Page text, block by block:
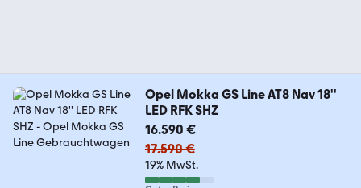
Opel Mokka GS Line AT8 Nav 18''
LED RFK SHZ
16.590 €
17.590 €
19% MwSt.